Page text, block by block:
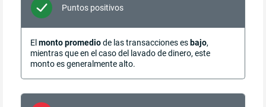
Puntos positivos
El monto promediode las transacciones es bajo,
mientras que en el caso del lavado de dinero, este
monto es generalmente alto.